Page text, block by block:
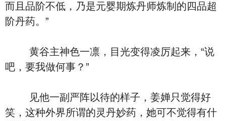
而且品阶不低，乃是元婴期炼丹师炼制的四品超
阶丹药。”
黄谷主神色一凛，目光变得凌厉起来，“说
吧，要我做何事？”
见他一副严阵以待的样子，姜婵只觉得好
笑，这种外界所谓的灵丹妙药，她可不觉得有什